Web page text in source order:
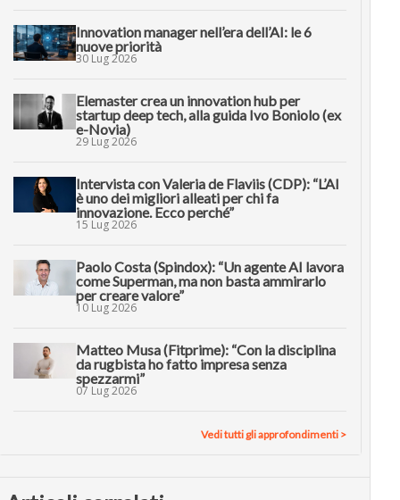
Innovation manager nell’era dell’AI: le 6
nuove priorità
30 Lug 2026
Elemaster crea un innovation hub per
startup deep tech, alla guida Ivo Boniolo (ex
e-Novia)
29 Lug 2026
Intervista con Valeria de Flaviis (CDP): “L’AI
è uno dei migliori alleati per chi fa
innovazione. Ecco perché”
15 Lug 2026
Paolo Costa (Spindox): “Un agente AI lavora
come Superman, ma non basta ammirarlo
per creare valore”
10 Lug 2026
Matteo Musa (Fitprime): “Con la disciplina
da rugbista ho fatto impresa senza
spezzarmi”
07 Lug 2026
Vedi tutti gli approfondimenti >